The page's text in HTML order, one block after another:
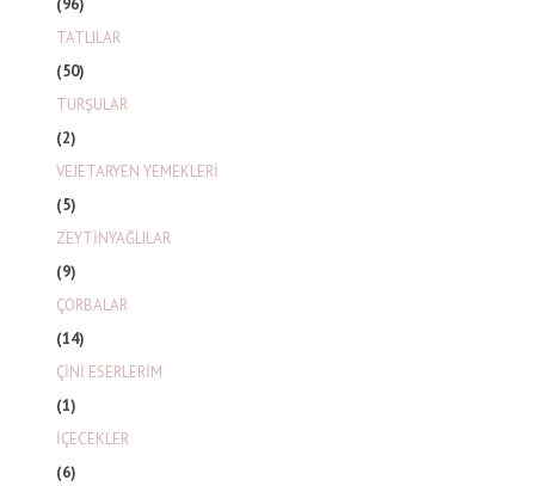
(96)
TATLILAR
(50)
TURŞULAR
(2)
VEJETARYEN YEMEKLERİ
(5)
ZEYTİNYAĞLILAR
(9)
ÇORBALAR
(14)
ÇİNİ ESERLERİM
(1)
İÇECEKLER
(6)